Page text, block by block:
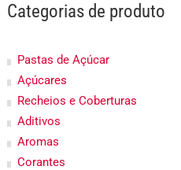
Categorias de produto
Pastas de Açúcar
Açúcares
Recheios e Coberturas
Aditivos
Aromas
Corantes